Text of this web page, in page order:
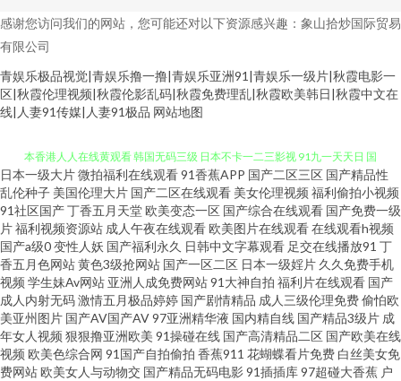
感谢您访问我们的网站，您可能还对以下资源感兴趣：象山拾炒国际贸易
有限公司
青娱乐极品视觉|青娱乐撸一撸|青娱乐亚洲91|青娱乐一级片|秋霞电影一
区|秋霞伦理视频|秋霞伦影乱码|秋霞免费理乱|秋霞欧美韩日|秋霞中文在
线|人妻91传媒|人妻91极品 网站地图
日韩无码绯色av 超碰97人人摸 变态另类先锋 亚洲AV视屏 91com在线观看 日
本香港人人在线黄观看 韩国无码三级 日本不卡一二三影视 91九一天天日 国
产精品久久肏 97资源在线免费观看视频 丝袜性爱aV 欧美成人在线综合社区
欧美成人性爱综合 草莓视频在线播放 日韩人妻的中文字幕 成都黄色片 午夜
老司机电影网 中文丝袜综合在线社区 国产在线观看天堂网av 91福利网站 欧
日本一级大片微拍福利在线观看91香蕉APP 国产二区三区 国产精品性
乱伦种子 美国伦理大片 国产二区在线观看 美女伦理视频 福利偷拍小视频
91社区国产丁香五月天堂欧美变态一区 国产综合在线观看 国产免费一级
片福利视频资源站 成人午夜在线观看欧美图片在线观看在线观看h视频
国产a级0变性人妖 国产福利永久 日韩中文字幕观看 足交在线播放91 丁
香五月色网站黄色3级抢网站 国产一区二区 日本一级婬片 久久免费手机
视频 学生妹Av网站 亚洲人成免费网站91大神自拍 福利片在线观看 国产
成人内射无码激情五月极品婷婷 国产剧情精品 成人三级伦理免费偷怕欧
美亚州图片 国产AV国产AV97亚洲精华液 国内精自线 国产精品3级片 成
年女人视频 狠狠撸亚洲欧美 91操碰在线 国产高清精品二区 国产欧美在线
视频 欧美色综合网 91国产自拍偷拍 香蕉911 花蝴蝶看片免费 白丝美女免
费网站欧美女人与动物交 国产精品无码电影91插插库97超碰大香蕉 户